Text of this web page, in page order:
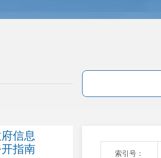
信息
指南
索引号：